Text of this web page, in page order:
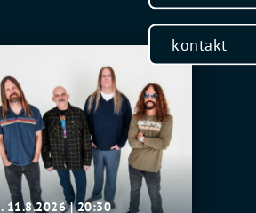
kontakt
11.8.2026 | 20:30